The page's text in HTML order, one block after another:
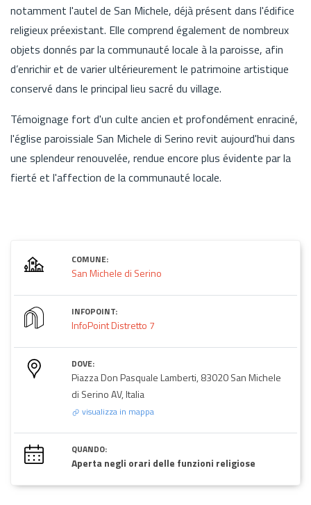
notamment l'autel de San Michele, déjà présent dans l'édifice
religieux préexistant. Elle comprend également de nombreux
objets donnés par la communauté locale à la paroisse, afin
d’enrichir et de varier ultérieurement le patrimoine artistique
conservé dans le principal lieu sacré du village.
Témoignage fort d'un culte ancien et profondément enraciné,
l'église paroissiale San Michele di Serino revit aujourd'hui dans
une splendeur renouvelée, rendue encore plus évidente par la
fierté et l'affection de la communauté locale.
COMUNE:
San Michele di Serino
INFOPOINT:
InfoPoint Distretto 7
DOVE:
Piazza Don Pasquale Lamberti, 83020 San Michele
di Serino AV, Italia
visualizza in mappa
QUANDO:
Aperta negli orari delle funzioni religiose